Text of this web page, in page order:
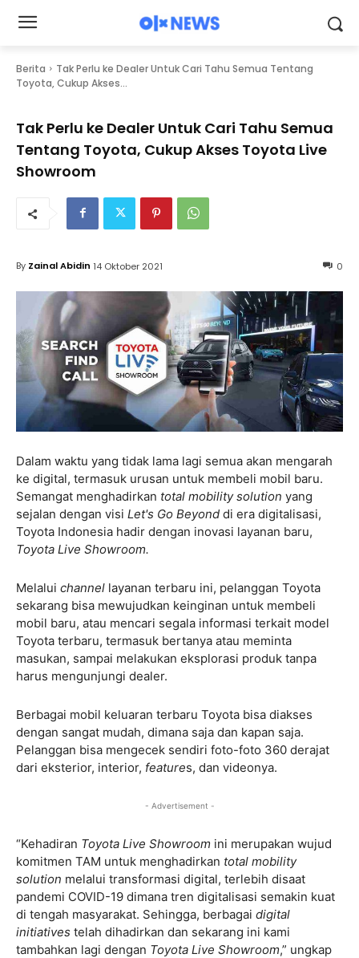
Berita
Tak Perlu ke Dealer Untuk Cari Tahu Semua Tentang
Toyota, Cukup Akses...
Tak Perlu ke Dealer Untuk Cari Tahu Semua
Tentang Toyota, Cukup Akses Toyota Live
Showroom
0
By Zainal Abidin 14 Oktober 2021
Dalam waktu yang tidak lama lagi semua akan mengarah
ke digital, termasuk urusan untuk membeli mobil baru.
Semangat menghadirkan total mobility solution yang
sejalan dengan visi Let's Go Beyond di era digitalisasi,
Toyota Indonesia hadir dengan inovasi layanan baru,
Toyota Live Showroom.
Melalui channel layanan terbaru ini, pelanggan Toyota
sekarang bisa mewujudkan keinginan untuk membeli
mobil baru, atau mencari segala informasi terkait model
Toyota terbaru, termasuk bertanya atau meminta
masukan, sampai melakukan eksplorasi produk tanpa
harus mengunjungi dealer.
Berbagai mobil keluaran terbaru Toyota bisa diakses
dengan sangat mudah, dimana saja dan kapan saja.
Pelanggan bisa mengecek sendiri foto-foto 360 derajat
dari eksterior, interior, features, dan videonya.
- Advertisement -
“Kehadiran Toyota Live Showroom ini merupakan wujud
komitmen TAM untuk menghadirkan total mobility
solution melalui transformasi digital, terlebih disaat
pandemi COVID-19 dimana tren digitalisasi semakin kuat
di tengah masyarakat. Sehingga, berbagai digital
initiatives telah dihadirkan dan sekarang ini kami
tambahkan lagi dengan Toyota Live Showroom,” ungkap